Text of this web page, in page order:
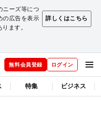
ニーズ等につ
の広告を表示
ます。
詳しくはこちら
無料会員登録 ログイン
特集 ビジネス